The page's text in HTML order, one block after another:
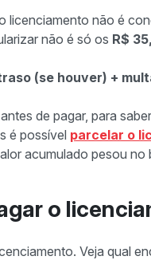
licenciamento não é
não é só os R$
(se houver) +
de pagar, para
é possível parcelar o
acumulado pesou no
o
Veja qual